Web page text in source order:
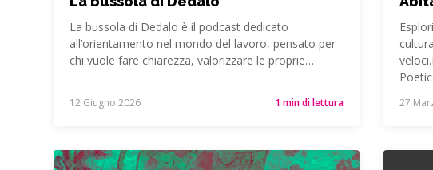
La bussola di Dedalo è il podcast dedicato
all’orientamento nel mondo del lavoro, pensato per
chi vuole fare chiarezza, valorizzare le proprie…
12 Giugno 2026 1 min di lettura 27